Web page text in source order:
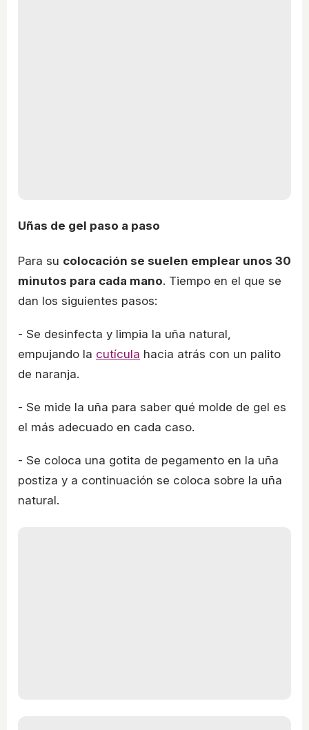
Uñas de gel paso a paso
Para su colocación se suelen emplear unos 30
minutos para cada mano. Tiempo en el que se
dan los siguientes pasos:
- Se desinfecta y limpia la uña natural,
empujando la cutícula hacia atrás con un palito
de naranja.
- Se mide la uña para saber qué molde de gel es
el más adecuado en cada caso.
- Se coloca una gotita de pegamento en la uña
postiza y a continuación se coloca sobre la uña
natural.